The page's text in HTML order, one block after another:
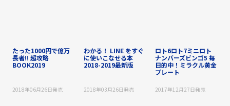
たった1000円で億万
長者!! 超攻略
BOOK2019
わかる！ LINE をすぐ
に使いこなせる本
2018-2019最新版
ロト6ロト7ミニロト
ナンバーズビンゴ5 毎
日的中！ミラクル黄金
プレート
2018年06月26日発売 2018年03月26日発売 2017年12月27日発売